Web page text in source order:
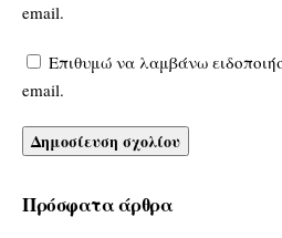
email.
Επιθυμώ να λαμβάνω
email.
Πρόσφατα άρθρα